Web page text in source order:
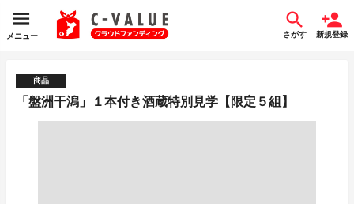
メニュー さがす 新規登録
商品
「盤洲干潟」１本付き酒蔵特別見学【限定５組】